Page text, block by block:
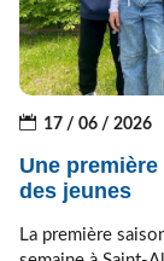
17 / 06 / 2026
Une
des jeunes
La première